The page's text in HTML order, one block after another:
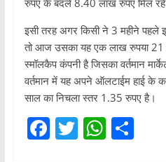
इसी तरह अगर किसी ने 3 महीने पहले
तो आज उसका यह एक लाख रुपया 21
स्मॉलकैप कंपनी है जिसका वर्तमान
वर्तमान में यह अपने ऑलटाईम हाई के
साल का निचला स्तर 1.35 रुपए है।
F T W S